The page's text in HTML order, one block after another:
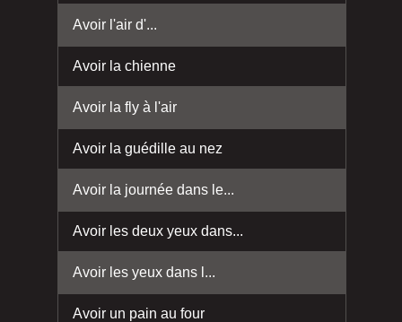
Avoir l'air d'...
Avoir la chienne
Avoir la fly à l'air
Avoir la guédille au nez
Avoir la journée dans le...
Avoir les deux yeux dans...
Avoir les yeux dans l...
Avoir un pain au four